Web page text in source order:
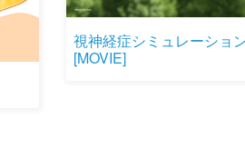
視神経症シミュレーショ
[MOVIE]